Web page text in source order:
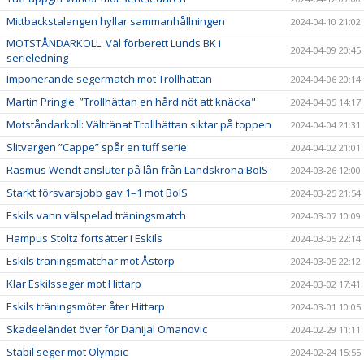
Mittbackstalangen hyllar sammanhållningen 2024-04-10 21:02
MOTSTÅNDARKOLL: Väl förberett Lunds BK i
serieledning
2024-04-09 20:45
Imponerande segermatch mot Trollhättan 2024-04-06 20:14
Martin Pringle: ”Trollhättan en hård nöt att knäcka" 2024-04-05 14:17
Motståndarkoll: Vältränat Trollhättan siktar på toppen 2024-04-04 21:31
Slitvargen ”Cappe” spår en tuff serie 2024-04-02 21:01
Rasmus Wendt ansluter på lån från Landskrona BoIS 2024-03-26 12:00
Starkt försvarsjobb gav 1–1 mot BoIS 2024-03-25 21:54
Eskils vann välspelad träningsmatch 2024-03-07 10:09
Hampus Stoltz fortsätter i Eskils 2024-03-05 22:14
Eskils träningsmatchar mot Åstorp 2024-03-05 22:12
Klar Eskilsseger mot Hittarp 2024-03-02 17:41
Eskils träningsmöter åter Hittarp 2024-03-01 10:05
Skadeeländet över för Danijal Omanovic 2024-02-29 11:11
Stabil seger mot Olympic 2024-02-24 15:55